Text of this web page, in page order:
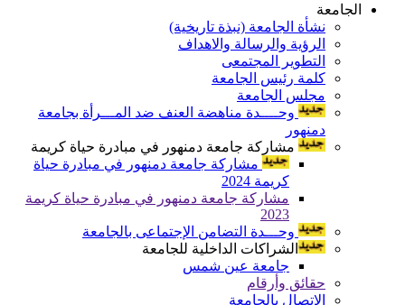
الجامعة
نشأة الجامعة (نبذة تاريخية)
الرؤية والرسالة والاهداف
التطوير المجتمعى
كلمة رئيس الجامعة
مجلس الجامعة
وحــــدة مناهضة العنف ضد المـــرأة بجامعة
دمنهور
مشاركة جامعة دمنهور في مبادرة حياة كريمة
مشاركة جامعة دمنهور في مبادرة حياة
كريمة 2024
مشاركة جامعة دمنهور في مبادرة حياة كريمة
2023
وحـــدة التضامن الإجتماعى بالجامعة
الشراكات الداخلية للجامعة
جامعة عين شمس
حقائق وأرقام
الإتصال بالجامعة